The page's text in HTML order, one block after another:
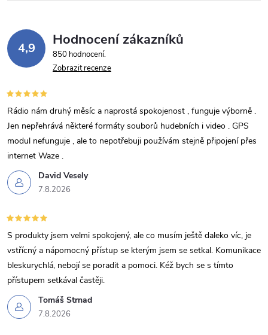
4,9 Hodnocení zákazníků
850 hodnocení
Zobrazit recenze
David Vesely
7.8.2026
Rádio nám druhý měsíc a naprostá spokojenost , funguje výborně .
Jen nepřehrává některé formáty souborů hudebních i video . GPS
modul nefunguje , ale to nepotřebuji používám stejně připojení přes
internet Waze .
Tomáš Strnad
7.8.2026
S produkty jsem velmi spokojený, ale co musím ještě daleko víc, je
vstřícný a nápomocný přístup se kterým jsem se setkal. Komunikace
bleskurychlá, nebojí se poradit a pomoci. Kéž bych se s tímto
přístupem setkával častěji.